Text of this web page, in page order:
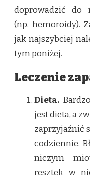
doprowadzić do
(np. hemoroidy).
jak najszybciej
tym poniżej.
Leczenie
Dieta.
jest dieta, a
zaprzyjaźnić
codziennie.
niczym
resztek w